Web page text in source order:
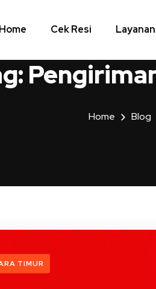
Home Cek Resi Layanan
Home Blog
TIMUR